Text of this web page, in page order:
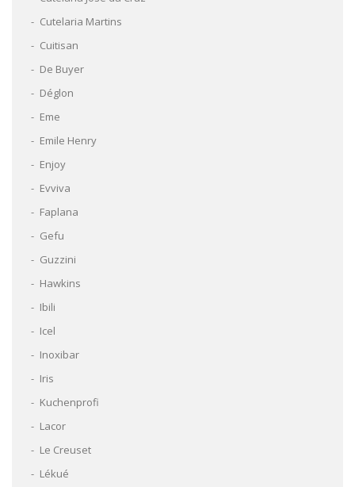
Cutelaria Martins
Cuitisan
De Buyer
Déglon
Eme
Emile Henry
Enjoy
Evviva
Faplana
Gefu
Guzzini
Hawkins
Ibili
Icel
Inoxibar
Iris
Kuchenprofi
Lacor
Le Creuset
Lékué